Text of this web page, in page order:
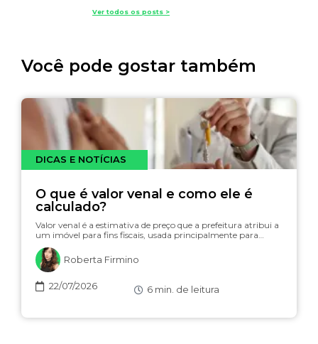
Ver todos os posts >
Você pode gostar também
DICAS E NOTÍCIAS
O que é valor venal e como ele é
calculado?
Valor venal é a estimativa de preço que a prefeitura atribui a
um imóvel para fins fiscais, usada principalmente para…
Roberta Firmino
22/07/2026 6 min. de leitura